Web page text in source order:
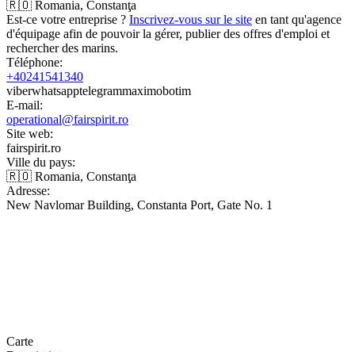
🇷🇴 Romania, Constanţa
Est-ce votre entreprise ? Inscrivez-vous sur le site en tant qu'agence
d'équipage afin de pouvoir la gérer, publier des offres d'emploi et
rechercher des marins.
Téléphone:
+40241541340
viberwhatsapptelegrammaximobotim
E-mail:
operational@fairspirit.ro
Site web:
fairspirit.ro
Ville du pays:
🇷🇴 Romania, Constanţa
Adresse:
New Navlomar Building, Constanta Port, Gate No. 1
Carte